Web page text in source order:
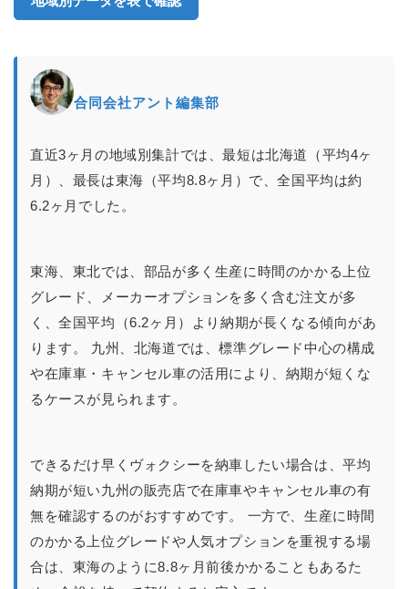
合同会社アント編集部
直近3ヶ月の地域別集計では、最短は北海道（平均4ヶ
月）、最長は東海（平均8.8ヶ月）で、全国平均は約
6.2ヶ月でした。
東海、東北では、部品が多く生産に時間のかかる上位
グレード、メーカーオプションを多く含む注文が多
く、全国平均（6.2ヶ月）より納期が長くなる傾向があ
ります。 九州、北海道では、標準グレード中心の構成
や在庫車・キャンセル車の活用により、納期が短くな
るケースが見られます。
できるだけ早くヴォクシーを納車したい場合は、平均
納期が短い九州の販売店で在庫車やキャンセル車の有
無を確認するのがおすすめです。 一方で、生産に時間
のかかる上位グレードや人気オプションを重視する場
合は、東海のように8.8ヶ月前後かかることもあるた